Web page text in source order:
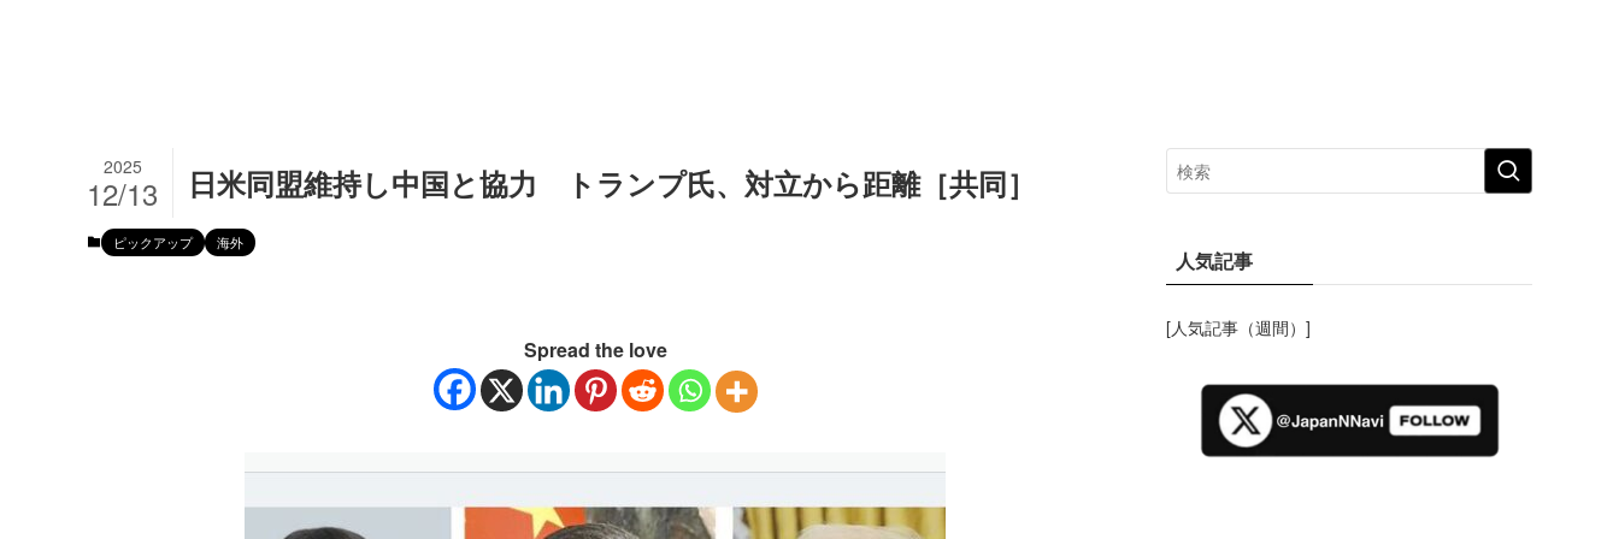
日米同盟維持し中国と協力 トランプ氏、対立から距離［共同］
2025
12/13
ピックアップ 海外
Spread the love
人気記事
[人気記事（週間）]